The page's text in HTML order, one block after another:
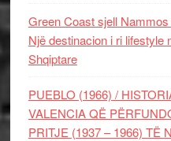
Green Coast sjell
Një destinacion i ri lifestyle
Shqiptare
PUEBLO (1966) /
VALENCIA QË
PRITJE (1937 – 1966) TË